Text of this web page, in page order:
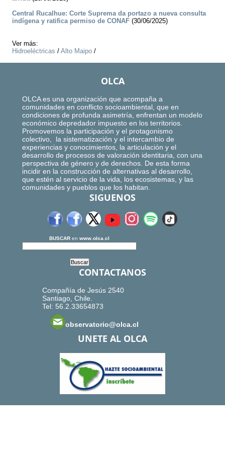
Central Rucalhue: Corte Suprema da portazo a nueva consulta
indígena y ratifica permiso de CONAF (30/06/2025)
Ver más:
Hidroeléctricas / Alto Maipo /
OLCA
OLCA es una organización que acompaña a
comunidades en conflicto socioambiental, que en
condiciones de profunda asimetría, enfrentan un modelo
económico depredador impuesto en los territorios.
Promovemos la participación y el protagonismo
colectivo, la sistematización y el intercambio de
experiencias y conocimientos, la articulación y el
desarrollo de procesos de valoración identitaria, con una
perspectiva de género y de derechos. De esta forma
incidir en la construcción de alternativas al desarrollo,
que estén al servicio de la vida, los ecosistemas, y las
comunidades y pueblos que los habitan.
SIGUENOS
BUSCAR en www.olca.cl
CONTACTANOS
Compañía de Jesús 2540
Santiago, Chile.
Tel: 56.2.33654873
observatorio@olca.cl
UNETE AL OLCA